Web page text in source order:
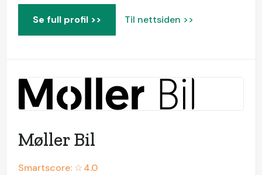
Se full profil >> Til nettsiden >>
Møller Bil
Smartscore: ☆4.0